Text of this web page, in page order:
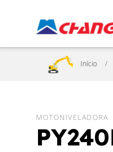
Início
MOTONIVELADORA